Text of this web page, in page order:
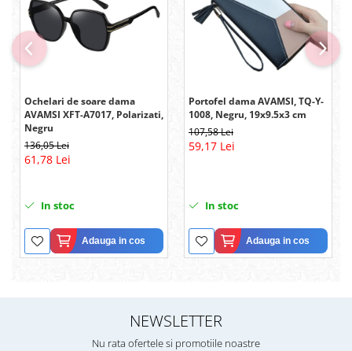
Ochelari de soare dama
AVAMSI XFT-A7017, Polarizati,
Negru
136,05 Lei
61,78 Lei
In stoc
Adauga in cos
Portofel dama AVAMSI, TQ-Y-
1008, Negru, 19x9.5x3 cm
107,58 Lei
59,17 Lei
In stoc
Adauga in cos
NEWSLETTER
Nu rata ofertele si promotiile noastre